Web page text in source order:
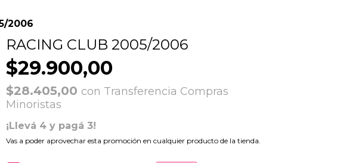
2006
RACING CLUB 2005/2006
$29.900,00
$28.405,00 con Transferencia Compras
Minoristas
¡Llevá 4 y pagá 3!
Vas a poder aprovechar esta promoción en cualquier producto de la tienda.